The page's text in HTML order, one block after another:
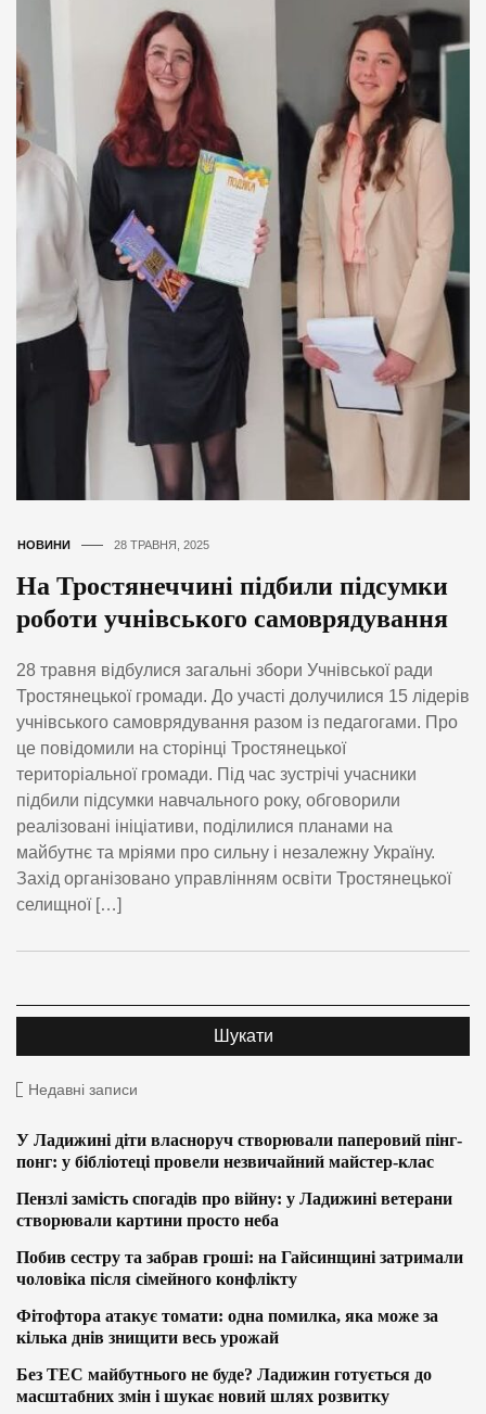
НОВИНИ 28 ТРАВНЯ, 2025
На Тростянеччині підбили підсумки
роботи учнівського самоврядування
28 травня відбулися загальні збори Учнівської ради
Тростянецької громади. До участі долучилися 15 лідерів
учнівського самоврядування разом із педагогами. Про
це повідомили на сторінці Тростянецької
територіальної громади. Під час зустрічі учасники
підбили підсумки навчального року, обговорили
реалізовані ініціативи, поділилися планами на
майбутнє та мріями про сильну і незалежну Україну.
Захід організовано управлінням освіти Тростянецької
селищної […]
Недавні записи
У Ладижині діти власноруч створювали паперовий пінг-
понг: у бібліотеці провели незвичайний майстер-клас
Пензлі замість спогадів про війну: у Ладижині ветерани
створювали картини просто неба
Побив сестру та забрав гроші: на Гайсинщині затримали
чоловіка після сімейного конфлікту
Фітофтора атакує томати: одна помилка, яка може за
кілька днів знищити весь урожай
Без ТЕС майбутнього не буде? Ладижин готується до
масштабних змін і шукає новий шлях розвитку